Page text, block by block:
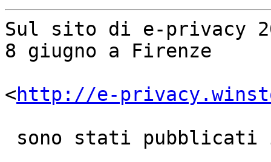
Sul sito di e-privacy
8 giugno a Firenze
<http://e-